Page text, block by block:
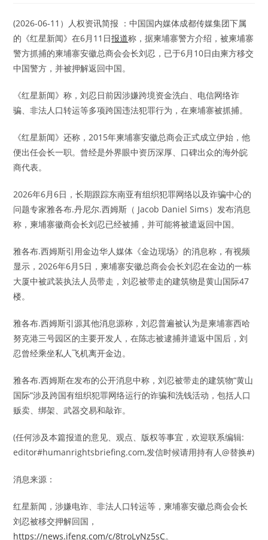
(2026-06-11）人权资讯简报 ：中国国内媒体成都传媒集团下属
的《红星新闻》在6月11日报道称，据柬埔寨警方介绍，被柬埔寨
警方抓捕的柬埔寨安徽总商会会长刘忍，已于6月10日由柬方移交
中国警方，并被押解返回中国。
《红星新闻》称，刘忍日前因涉嫌跨境资金洗白、电信网络诈
骗、非法人口转运等多项跨国违法犯罪行为，在柬埔寨被抓捕。
《红星新闻》还称，2015年柬埔寨安徽总商会正式成立伊始，他
便出任会长一职。曾经是外界眼中资历深厚、口碑出众的海外皖
商代表。
2026年6月6日，长期跟踪东南亚有组织犯罪网络以及诈骗中心的
问题专家雅各布.丹尼尔.西姆斯（ Jacob Daniel Sims）发布消息
称，柬埔寨徽商会长刘忍已经被捕，并可能将被遣返回中国。
雅各布.西姆斯引用金边华人媒体《金边现场》的消息称，有视频
显示，2026年6月5日，柬埔寨安徽总商会会长刘忍在金边的一栋
大厦中被武装执法人员带走，刘忍被带走的建筑物是黄山国际47
楼。
雅各布.西姆斯引源其他消息源称，刘忍普遍被认为是柬埔寨西哈
努克港三号园区的主要开发人，在陈志被逮捕并遣返中国后，刘
忍曾经乘坐私人飞机离开金边。
雅各布.西姆斯在发布的公开消息中称，刘忍被带走的建筑物“黄山
国际”涉及跨国有组织犯罪网络运行的诈骗和洗钱活动，包括人口
贩卖、绑架、武器交易和敲诈。
(任何涉及本篇报道的意见、观点、版权等事宜，欢迎联系编辑:
editor#humanrightsbriefing.com,发信时候请用持有人@替换#)
消息来源：
红星新闻，涉嫌电诈、非法人口转运等，柬埔寨安徽总商会会长
刘忍被移交押解回国，
https://news.ifeng.com/c/8troLyNz5sC。